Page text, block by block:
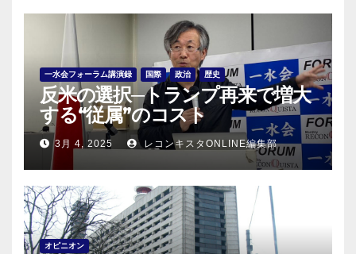
一水会フォーラム講演録 国際 政治 歴史
反米の選択─トランプ再来で増大
する“従属”のコスト
3月 4, 2025 レコンキスタONLINE編集部
オピニオン